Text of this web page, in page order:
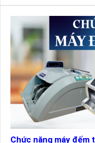
Máy đếm tiền dưới 3
Máy đếm tiền dưới 5
Chức năng máy